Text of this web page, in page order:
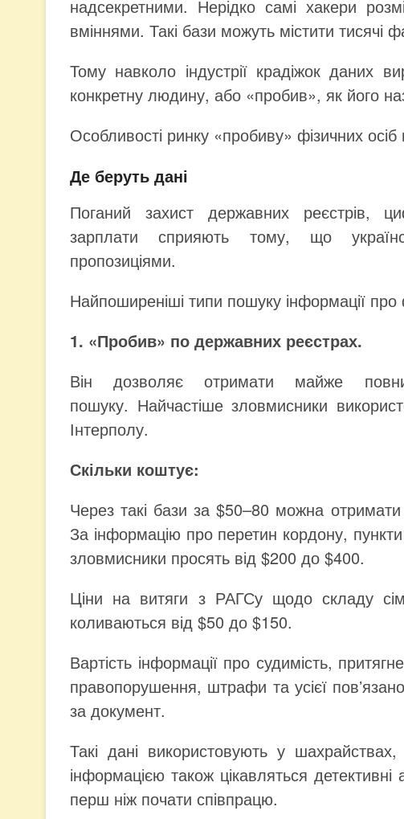
надсекретними. Нерідко самі хакери
вміннями. Такі бази можуть містити тисячі
Тому навколо індустрії крадіжок даних
конкретну людину, або «пробив», як його
Особливості ринку «пробиву» фізичних осіб
Де беруть дані
Поганий захист державних реєстрів,
зарплати сприяють тому, що
пропозиціями.
Найпоширеніші типи пошуку інформації про
1. «Пробив» по державних реєстрах.
Він дозволяє отримати майже
пошуку. Найчастіше зловмисники
Інтерполу.
Скільки коштує:
Через такі бази за $50–80 можна отримати
За інформацію про перетин кордону,
зловмисники просять від $200 до $400.
Ціни на витяги з РАГСу щодо складу
коливаються від $50 до $150.
Вартість інформації про судимість,
правопорушення, штрафи та усієї
за документ.
Такі дані використовують у
інформацією також цікавляться детективні
перш ніж почати співпрацю.